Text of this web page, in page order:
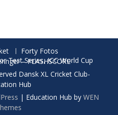
Forty Fotos
World Cup samt andre turneringer – FLASHSCORE
Dansk XL Cricket Club-
Hub
| Education Hub by WEN